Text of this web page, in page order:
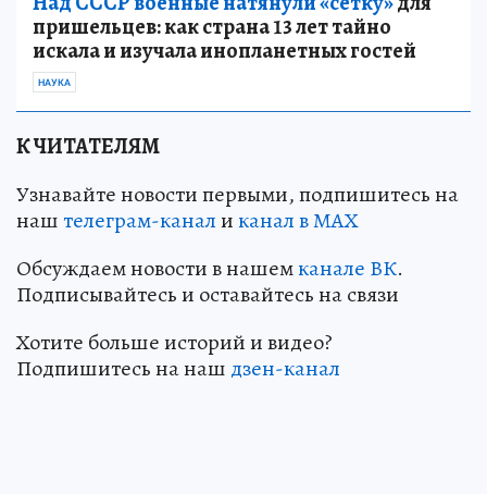
пришельцев: как страна 13 лет тайно
искала и изучала инопланетных гостей
НАУКА
К ЧИТАТЕЛЯМ
Узнавайте новости первыми, подпишитесь на
наштелеграм-каналиканал в МАХ
Обсуждаем новости в нашемканале ВК.
Подписывайтесь и оставайтесь на связи
Хотите больше историй и видео?
Подпишитесь на наш дзен-канал